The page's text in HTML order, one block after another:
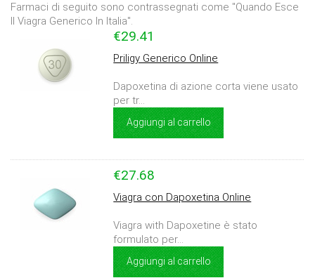
Farmaci di seguito sono contrassegnati come "Quando Esce
Il Viagra Generico In Italia".
€29.41
Priligy Generico Online
Dapoxetina di azione corta viene usato
per tr...
Aggiungi al carrello
€27.68
Viagra con Dapoxetina Online
Viagra with Dapoxetine è stato
formulato per...
Aggiungi al carrello